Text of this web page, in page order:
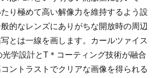
り極めて高い解像力を維持するよう設
的なレンズにありがちな開放時の周辺
とは一線を画します。カールツァイス
学設計とT＊コーティング技術が融合
ントラストでクリアな画像を得られる